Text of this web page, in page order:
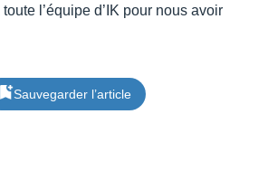
l’équipe d’IK pour nous avoir
Sauvegarder l’article